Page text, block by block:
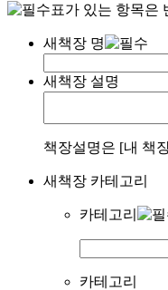
표가 있는 항목은
새책장 명
새책장 설명
책장설명은 [내 책
새책장 카테고리
카테고리
카테고리